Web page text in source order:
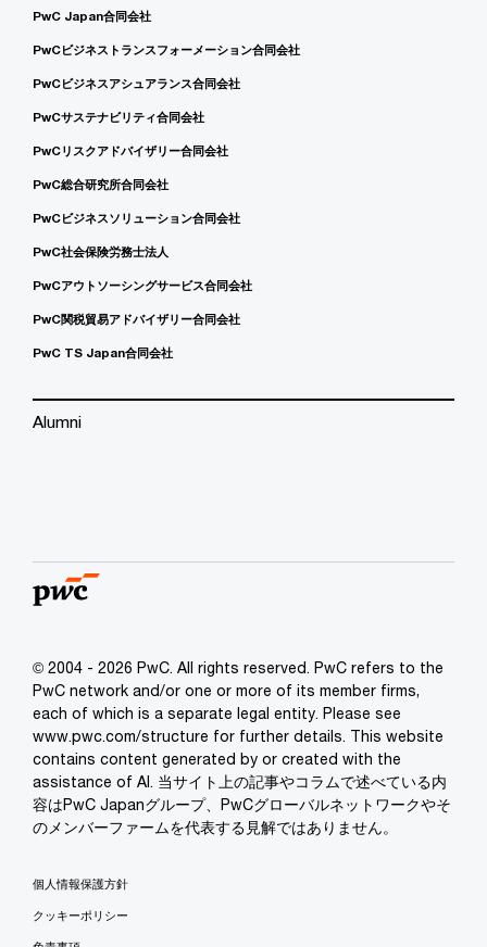
PwC Japan合同会社
PwCビジネストランスフォーメーション合同会社
PwCビジネスアシュアランス合同会社
PwCサステナビリティ合同会社
PwCリスクアドバイザリー合同会社
PwC総合研究所合同会社
PwCビジネスソリューション合同会社
PwC社会保険労務士法人
PwCアウトソーシングサービス合同会社
PwC関税貿易アドバイザリー合同会社
PwC TS Japan合同会社
Alumni
© 2004 - 2026 PwC. All rights reserved. PwC refers to the
PwC network and/or one or more of its member firms,
each of which is a separate legal entity. Please see
www.pwc.com/structure for further details. This website
contains content generated by or created with the
assistance of AI. 当サイト上の記事やコラムで述べている内
容はPwC Japanグループ、PwCグローバルネットワークやそ
のメンバーファームを代表する見解ではありません。
個人情報保護方針
クッキーポリシー